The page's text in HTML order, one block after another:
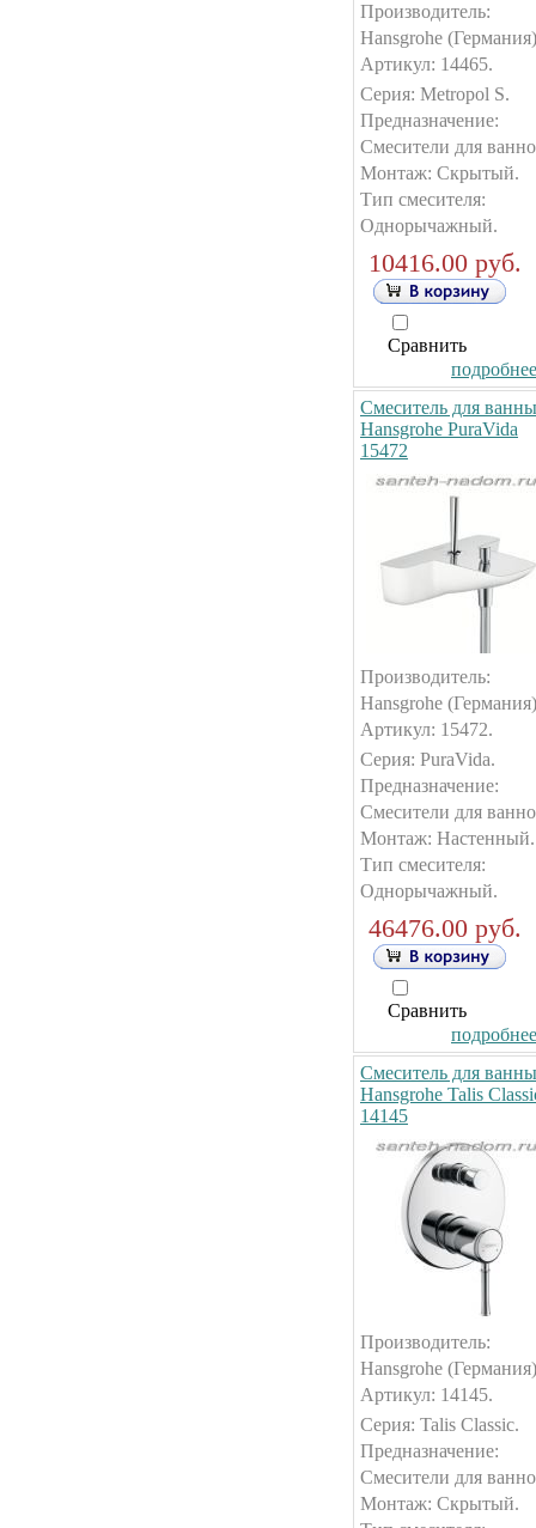
Производитель:
Hansgrohe
Артикул: 14465.
Серия: Metropol S.
Предназначение:
Смесители для
Монтаж: Скрытый.
Тип смесителя:
Однорычажный.
10416.00 руб.
Сравнить
Смеситель для ванны
Hansgrohe PuraVida
15472
Производитель:
Hansgrohe
Артикул: 15472.
Серия: PuraVida.
Предназначение:
Смесители для
Монтаж: Настенный.
Тип смесителя:
Однорычажный.
46476.00 руб.
Сравнить
Смеситель для ванны
Hansgrohe Talis
14145
Производитель:
Hansgrohe
Артикул: 14145.
Серия: Talis Classic.
Предназначение:
Смесители для
Монтаж: Скрытый.